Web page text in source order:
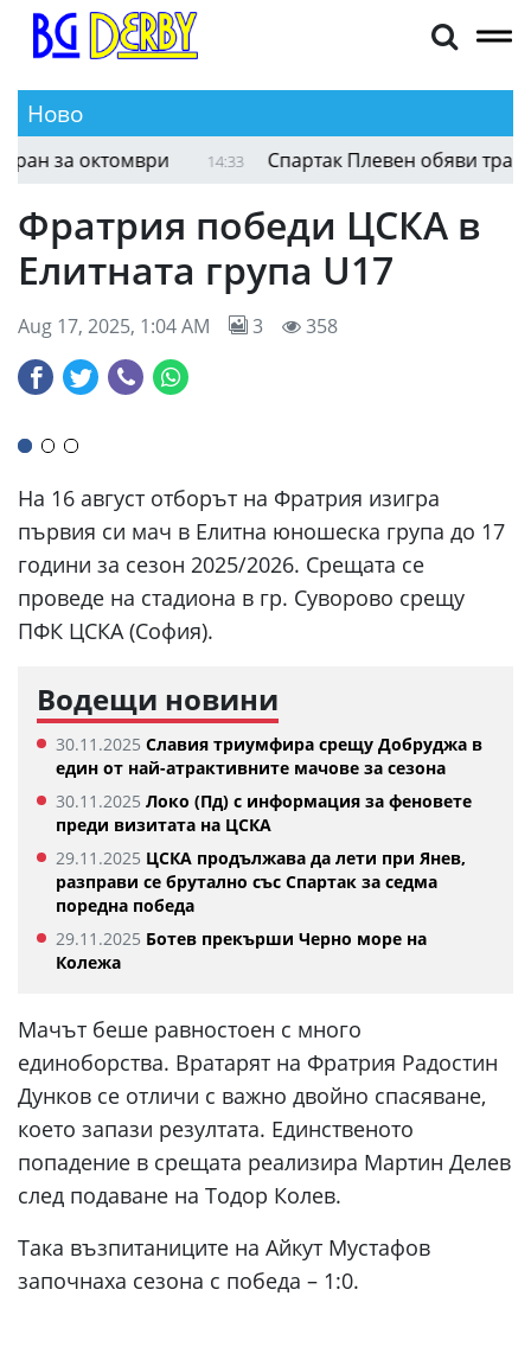
Ново
за октомври 14:33 Спартак Плевен обяви
Фратрия победи ЦСКА в
Елитната група U17
Aug 17, 2025, 1:04 AM 3 358
На 16 август отборът на Фратрия изигра
първия си мач в Елитна юношеска група до 17
години за сезон 2025/2026. Срещата се
проведе на стадиона в гр. Суворово срещу
ПФК ЦСКА (София).
Водещи новини
30.11.2025 Славия триумфира срещу Добруджа в
един от най-атрактивните мачове за сезона
30.11.2025 Локо (Пд) с информация за феновете
преди визитата на ЦСКА
29.11.2025 ЦСКА продължава да лети при Янев,
разправи се брутално със Спартак за седма
поредна победа
29.11.2025 Ботев прекърши Черно море на
Колежа
Мачът беше равностоен с много
единоборства. Вратарят на Фратрия Радостин
Дунков се отличи с важно двойно спасяване,
което запази резултата. Единственото
попадение в срещата реализира Мартин Делев
след подаване на Тодор Колев.
Така възпитаниците на Айкут Мустафов
започнаха сезона с победа – 1:0.